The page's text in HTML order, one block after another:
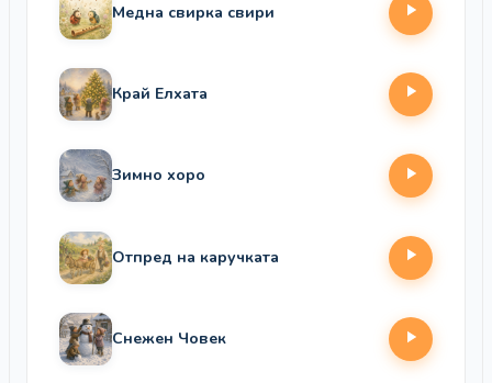
Медна свирка свири
Край Елхата
Зимно хоро
Отпред на каручката
Снежен Човек